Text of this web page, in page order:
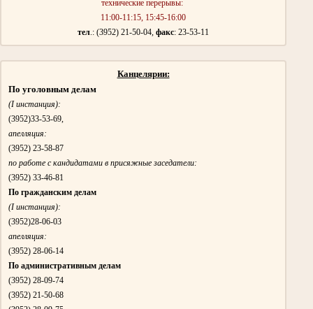
технические перерывы:
11:00-11:15, 15:45-16:00
тел .: (3952) 21-50-04, факс: 23-53-11
Канцелярии:
По уголовным делам
(I инстанция):
(3952)33-53-69,
апелляция:
(3952) 23-58-87
по работе с кандидатами в присяжные заседатели:
(3952) 33-46-81
По гражданским делам
(I инстанция):
(3952)28-06-03
апелляция:
(3952) 28-06-14
По административным делам
(3952) 28-09-74
(3952) 21-50-68